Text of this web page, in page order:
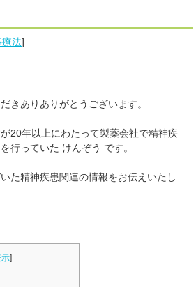
療法]
きありありがとうございます。
20年以上にわたって製薬会社で精神疾
行っていた けんぞう です。
た精神疾患関連の情報をお伝えいたし
]